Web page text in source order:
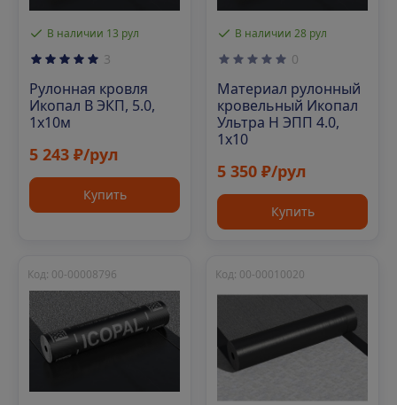
В наличии 13 рул
3
Рулонная кровля
Икопал В ЭКП, 5.0,
1х10м
5 243 ₽/рул
Купить
В наличии 28 рул
0
Материал рулонный
кровельный Икопал
Ультра Н ЭПП 4.0,
1х10
5 350 ₽/рул
Купить
Код: 00-00008796 Код: 00-00010020